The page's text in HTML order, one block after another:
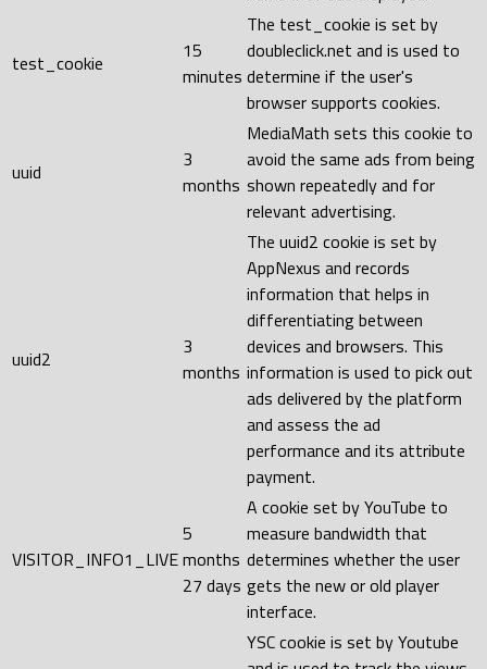
test_cookie
15
minutes
The test_cookie is set by
doubleclick.net and is used to
determine if the user's
browser supports cookies.
uuid
3
months
MediaMath sets this cookie to
avoid the same ads from being
shown repeatedly and for
relevant advertising.
uuid2
3
months
The uuid2 cookie is set by
AppNexus and records
information that helps in
differentiating between
devices and browsers. This
information is used to pick out
ads delivered by the platform
and assess the ad
performance and its attribute
payment.
VISITOR_INFO1_LIVE
5
months
27 days
A cookie set by YouTube to
measure bandwidth that
determines whether the user
gets the new or old player
interface.
YSC cookie is set by Youtube